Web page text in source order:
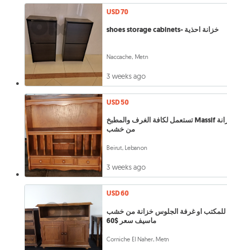
USD 70
shoes storage cabinets- خزانة احذية
Naccache, Metn
3 weeks ago
USD 50
تستعمل لكافة الغرف والمطبخ Massif خزانة
من خشب
Beirut, Lebanon
3 weeks ago
USD 60
للمكتب او غرفة الجلوس خزانة من خشب
ماسيف سعر $60
Corniche El Naher, Metn